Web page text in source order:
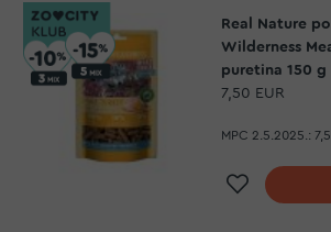
Real Nature
Wilderness
puretina 150 g
7,50 EUR
MPC 2.5.2025.: